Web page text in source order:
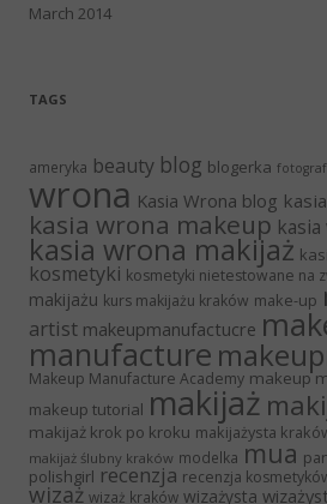
March 2014
TAGS
ameryka beauty blog blogerka
wrona Kasia Wrona blog
kasia wrona makeup
kasia wrona makijaż
kosmetyki kosmetyki nietestowane na
makijażu kurs makijażu kraków make-up
artist makeupmanufactucre
manufacture
Makeup Manufacture Academy makeup
makeup tutorial makijaż
makijaż krok po kroku makijażysta
makijaż ślubny kraków modelka mua
polishgirl recenzja recenzja
wizaż wizaż kraków wizażysta